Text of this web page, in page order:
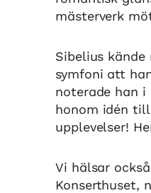
mästerverk
Sibelius
symfoni att
noterade han i
honom idén
upplevelser!
Vi hälsar
Konserthuset,